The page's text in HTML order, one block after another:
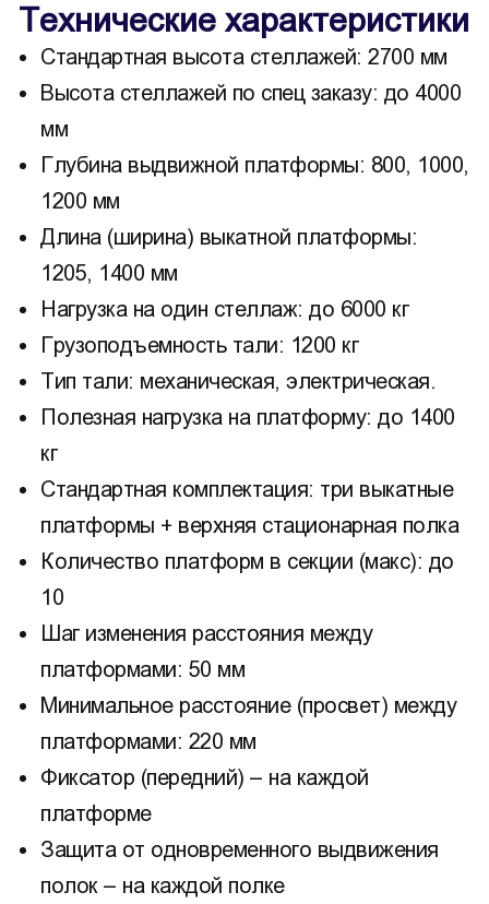
Технические характеристики
Стандартная высота стеллажей: 2700 мм
Высота стеллажей по спец заказу: до 4000
мм
Глубина выдвижной платформы: 800, 1000,
1200 мм
Длина (ширина) выкатной платформы:
1205, 1400 мм
Нагрузка на один стеллаж: до 6000 кг
Грузоподъемность тали: 1200 кг
Тип тали: механическая, электрическая.
Полезная нагрузка на платформу: до 1400
кг
Стандартная комплектация: три выкатные
платформы + верхняя стационарная полка
Количество платформ в секции (макс): до
10
Шаг изменения расстояния между
платформами: 50 мм
Минимальное расстояние (просвет) между
платформами: 220 мм
Фиксатор (передний) – на каждой
платформе
Защита от одновременного выдвижения
полок – на каждой полке